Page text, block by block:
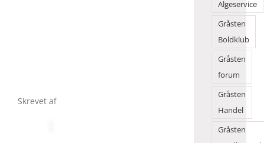
Skrevet af
Algeservice
Gråsten
Boldklub
Gråsten
forum
Gråsten
Handel
Gråsten